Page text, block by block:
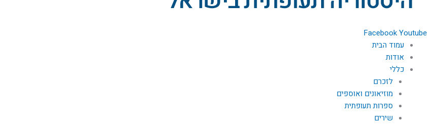
FacebookYoutube
עמוד הבית
אודות
כללי
לזכרם
מוזיאונים ואוספים
ספרות תעופתית
שירים